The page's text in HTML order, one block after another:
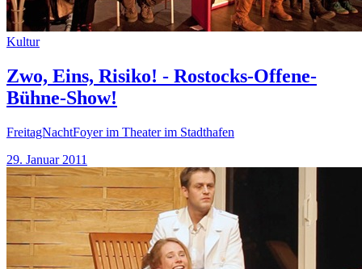
Kultur
Zwo, Eins, Risiko! - Rostocks-Offene-
Bühne-Show!
FreitagNachtFoyer im Theater im Stadthafen
29. Januar 2011